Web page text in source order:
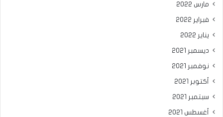
مارس 2022
فبراير 2022
يناير 2022
ديسمبر 2021
نوفمبر 2021
أكتوبر 2021
سبتمبر 2021
أغسطس 2021